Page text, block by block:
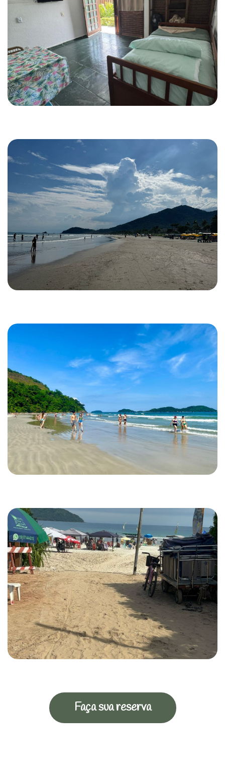
Faça sua reserva